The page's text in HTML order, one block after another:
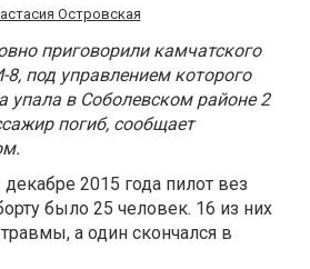
Островская
приговорили камчатского
под управлением которого
в Соболевском районе 2
погиб, сообщает
2015 года пилот вез
было 25 человек. 16 из них
а один скончался в